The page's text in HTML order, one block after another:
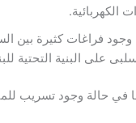
الكهربائية.
فراغات كثيرة بين
على البنية التحتية
حالة وجود تسريب